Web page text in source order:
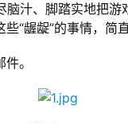
脑汁、脚踏实地把游
“龌龊”的事情，简
。